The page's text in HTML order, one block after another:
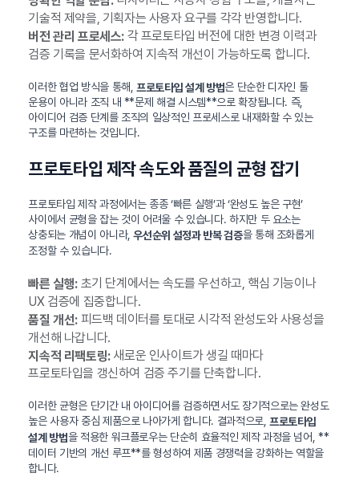
기술적 제약을, 기획자는 사용자 요구를 각각 반영합니다.
버전 관리 프로세스:각 프로토타입 버전에 대한 변경 이력과
검증 기록을 문서화하여 지속적 개선이 가능하도록 합니다.
이러한 협업 방식을 통해, 프로토타입 설계 방법은 단순한 디자인 툴
운용이 아니라 조직 내 **문제 해결 시스템**으로 확장됩니다. 즉,
아이디어 검증 단계를 조직의 일상적인 프로세스로 내재화할 수 있는
구조를 마련하는 것입니다.
프로토타입 제작 속도와 품질의 균형 잡기
프로토타입 제작 과정에서는 종종 ‘빠른 실행’과 ‘완성도 높은 구현’
사이에서 균형을 잡는 것이 어려울 수 있습니다. 하지만 두 요소는
상충되는 개념이 아니라,우선순위 설정과 반복 검증을 통해 조화롭게
조정할 수 있습니다.
빠른 실행:초기 단계에서는 속도를 우선하고, 핵심 기능이나
UX 검증에 집중합니다.
품질 개선:피드백 데이터를 토대로 시각적 완성도와 사용성을
개선해 나갑니다.
지속적 리팩토링:새로운 인사이트가 생길 때마다
프로토타입을 갱신하여 검증 주기를 단축합니다.
이러한 균형은 단기간 내 아이디어를 검증하면서도 장기적으로는 완성도
높은 사용자 중심 제품으로 나아가게 합니다. 결과적으로,프로토타입
설계 방법을 적용한 워크플로우는 단순히 효율적인 제작 과정을 넘어, **
데이터 기반의 개선 루프**를 형성하여 제품 경쟁력을 강화하는 역할을
합니다.